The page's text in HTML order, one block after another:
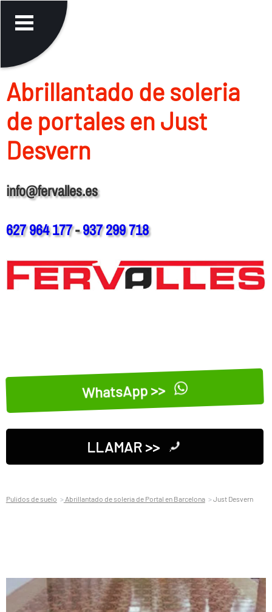
Abrillantado de soleria
de portales en Just
Desvern
info@fervalles.es
627 964 177-937 299 718
WhatsApp >>
LLAMAR >>
Pulidos de suelo Abrillantado de soleria de Portal en Barcelona Just Desvern